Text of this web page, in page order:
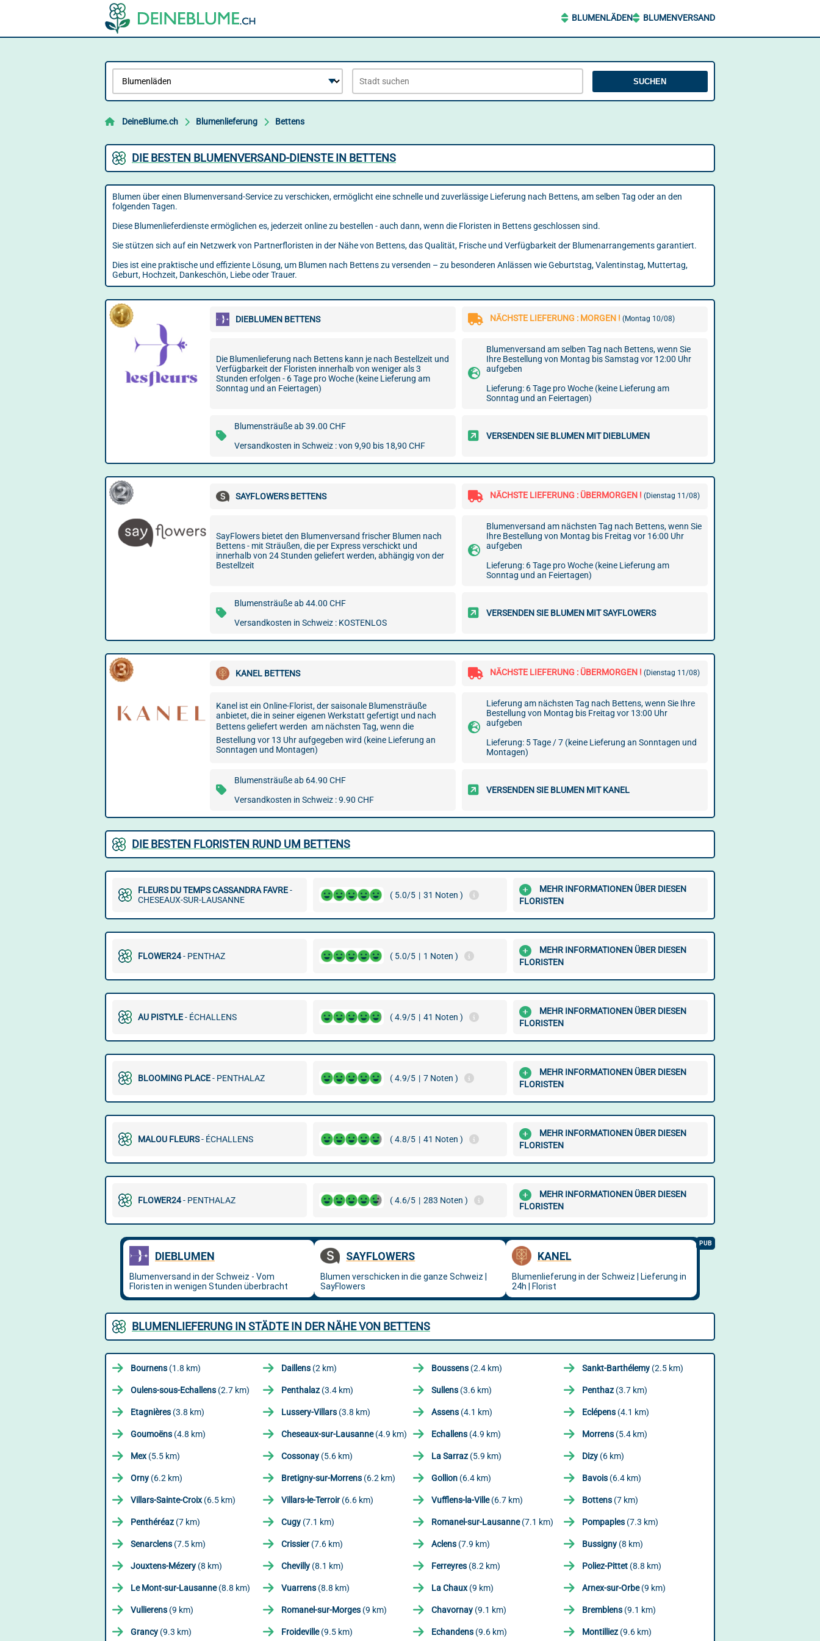
BLUMENLÄDEN BLUMENVERSAND
SUCHEN
DeineBlume.ch Blumenlieferung Bettens
DIE BESTEN BLUMENVERSAND-DIENSTE IN BETTENS
Blumen über einen Blumenversand-Service zu verschicken, ermöglicht eine schnelle und zuverlässige Lieferung nach Bettens, am selben Tag oder an den
folgenden Tagen.
Diese Blumenlieferdienste ermöglichen es, jederzeit online zu bestellen - auch dann, wenn die Floristen in Bettens geschlossen sind.
Sie stützen sich auf ein Netzwerk von Partnerfloristen in der Nähe von Bettens, das Qualität, Frische und Verfügbarkeit der Blumenarrangements garantiert.
Dies ist eine praktische und effiziente Lösung, um Blumen nach Bettens zu versenden – zu besonderen Anlässen wie Geburtstag, Valentinstag, Muttertag,
Geburt, Hochzeit, Dankeschön, Liebe oder Trauer.
DIEBLUMEN BETTENS NÄCHSTE LIEFERUNG : MORGEN ! (Montag 10/08)
Die Blumenlieferung nach Bettens kann je nach Bestellzeit und
Verfügbarkeit der Floristen innerhalb von weniger als 3
Stunden erfolgen - 6 Tage pro Woche (keine Lieferung am
Sonntag und an Feiertagen)
Blumenversand am selben Tag nach Bettens, wenn Sie
Ihre Bestellung von Montag bis Samstag vor 12:00 Uhr
aufgeben
Lieferung: 6 Tage pro Woche (keine Lieferung am
Sonntag und an Feiertagen)
Blumensträuße ab 39.00 CHF
Versandkosten in Schweiz : von 9,90 bis 18,90 CHF
VERSENDEN SIE BLUMEN MIT DIEBLUMEN
SAYFLOWERS BETTENS NÄCHSTE LIEFERUNG : ÜBERMORGEN ! (Dienstag 11/08)
SayFlowers bietet den Blumenversand frischer Blumen nach
Bettens - mit Sträußen, die per Express verschickt und
innerhalb von 24 Stunden geliefert werden, abhängig von der
Bestellzeit
Blumenversand am nächsten Tag nach Bettens, wenn Sie
Ihre Bestellung von Montag bis Freitag vor 16:00 Uhr
aufgeben
Lieferung: 6 Tage pro Woche (keine Lieferung am
Sonntag und an Feiertagen)
Blumensträuße ab 44.00 CHF
Versandkosten in Schweiz : KOSTENLOS
VERSENDEN SIE BLUMEN MIT SAYFLOWERS
KANEL BETTENS NÄCHSTE LIEFERUNG : ÜBERMORGEN ! (Dienstag 11/08)
Kanel ist ein Online-Florist, der saisonale Blumensträuße
anbietet, die in seiner eigenen Werkstatt gefertigt und nach
Bettens geliefert werden  am nächsten Tag, wenn die
Bestellung vor 13 Uhr aufgegeben wird (keine Lieferung an
Sonntagen und Montagen)
Lieferung am nächsten Tag nach Bettens, wenn Sie Ihre
Bestellung von Montag bis Freitag vor 13:00 Uhr
aufgeben
Lieferung: 5 Tage / 7 (keine Lieferung an Sonntagen und
Montagen)
Blumensträuße ab 64.90 CHF
Versandkosten in Schweiz : 9.90 CHF
VERSENDEN SIE BLUMEN MIT KANEL
DIE BESTEN FLORISTEN RUND UM BETTENS
FLEURS DU TEMPS CASSANDRA FAVRE-
CHESEAUX-SUR-LAUSANNE
( 5.0/5 | 31 Noten )
MEHR INFORMATIONEN ÜBER DIESEN
FLORISTEN
FLOWER24- PENTHAZ ( 5.0/5 | 1 Noten )
MEHR INFORMATIONEN ÜBER DIESEN
FLORISTEN
AU PISTYLE- ÉCHALLENS ( 4.9/5 | 41 Noten )
MEHR INFORMATIONEN ÜBER DIESEN
FLORISTEN
BLOOMING PLACE- PENTHALAZ ( 4.9/5 | 7 Noten )
MEHR INFORMATIONEN ÜBER DIESEN
FLORISTEN
MALOU FLEURS- ÉCHALLENS ( 4.8/5 | 41 Noten )
MEHR INFORMATIONEN ÜBER DIESEN
FLORISTEN
FLOWER24- PENTHALAZ ( 4.6/5 | 283 Noten )
MEHR INFORMATIONEN ÜBER DIESEN
FLORISTEN
BLUMENLIEFERUNG IN STÄDTE IN DER NÄHE VON BETTENS
Bournens (1.8 km) Daillens(2 km) Boussens (2.4 km) Sankt-Barthélemy(2.5 km)
Oulens-sous-Echallens (2.7 km) Penthalaz(3.4 km) Sullens (3.6 km) Penthaz(3.7 km)
Etagnières (3.8 km) Lussery-Villars(3.8 km) Assens (4.1 km) Eclépens(4.1 km)
Goumoëns (4.8 km) Cheseaux-sur-Lausanne(4.9 km) Echallens (4.9 km) Morrens(5.4 km)
Mex(5.5 km) Cossonay(5.6 km) La Sarraz (5.9 km) Dizy(6 km)
Orny (6.2 km) Bretigny-sur-Morrens(6.2 km) Gollion (6.4 km) Bavois(6.4 km)
Villars-Sainte-Croix(6.5 km) Villars-le-Terroir(6.6 km) Vufflens-la-Ville(6.7 km) Bottens(7 km)
Penthéréaz (7 km) Cugy(7.1 km) Romanel-sur-Lausanne(7.1 km) Pompaples(7.3 km)
Senarclens (7.5 km) Crissier(7.6 km) Aclens (7.9 km) Bussigny(8 km)
Jouxtens-Mézery (8 km) Chevilly(8.1 km) Ferreyres (8.2 km) Poliez-Pittet(8.8 km)
Le Mont-sur-Lausanne(8.8 km) Vuarrens(8.8 km) La Chaux(9 km) Arnex-sur-Orbe(9 km)
Vullierens (9 km) Romanel-sur-Morges(9 km) Chavornay (9.1 km) Bremblens(9.1 km)
Grancy (9.3 km) Froideville(9.5 km) Echandens (9.6 km) Montilliez(9.6 km)